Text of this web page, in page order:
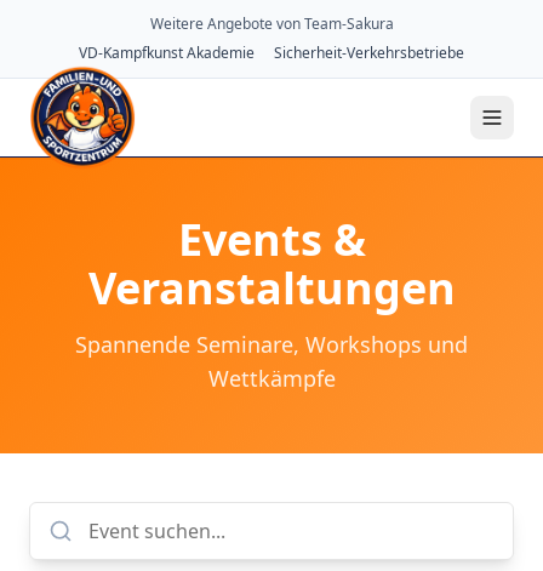
Weitere Angebote von Team-Sakura
VD-Kampfkunst Akademie
Sicherheit-Verkehrsbetriebe
Events &
Veranstaltungen
Spannende Seminare, Workshops und
Wettkämpfe